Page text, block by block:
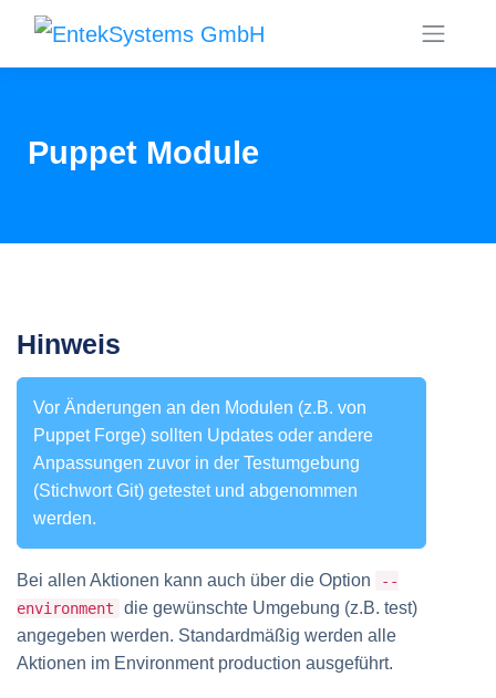
Puppet Module
Hinweis
Vor Änderungen an den Modulen (z.B. von
Puppet Forge) sollten Updates oder andere
Anpassungen zuvor in der Testumgebung
(Stichwort Git) getestet und abgenommen
werden.
Bei allen Aktionen kann auch über die Option
--
environment
die gewünschte Umgebung (z.B. test)
angegeben werden. Standardmäßig werden alle
Aktionen im Environment production ausgeführt.